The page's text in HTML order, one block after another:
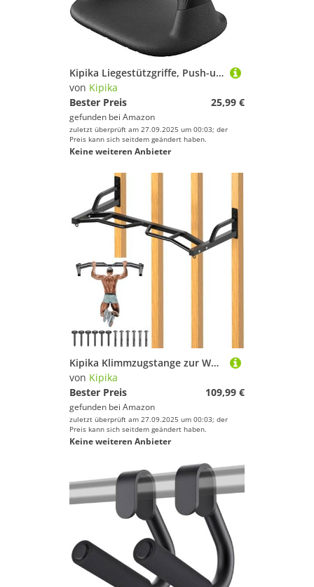
Kipika Liegestützgriffe, Push-up handles, Push-up bars aus Weichem Kunststoff, Anti-Rutsch-Polster an der Unterseite, Krafttrainingsgeräte für Muskeltraining
von Kipika
Bester Preis
25,99 €
gefunden bei Amazon
zuletzt überprüft am 27.09.2025 um 00:03; der
Preis kann sich seitdem geändert haben.
Keine weiteren Anbieter
Kipika Klimmzugstange zur Wandmontage, Multi-Grip-Klimmzugstange, Heim-Fitness-Studio, Trainingsstange für Krafttraining, Körpertraining, Heim-Fitness-System
von Kipika
Bester Preis
109,99 €
gefunden bei Amazon
zuletzt überprüft am 27.09.2025 um 00:03; der
Preis kann sich seitdem geändert haben.
Keine weiteren Anbieter